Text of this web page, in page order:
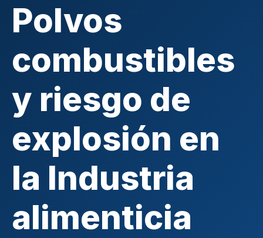
Polvos
combustibles
y riesgo de
explosión en
la Industria
alimenticia